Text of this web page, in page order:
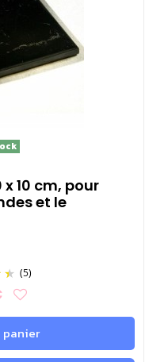
10 cm, pour
et le
(5)
panier